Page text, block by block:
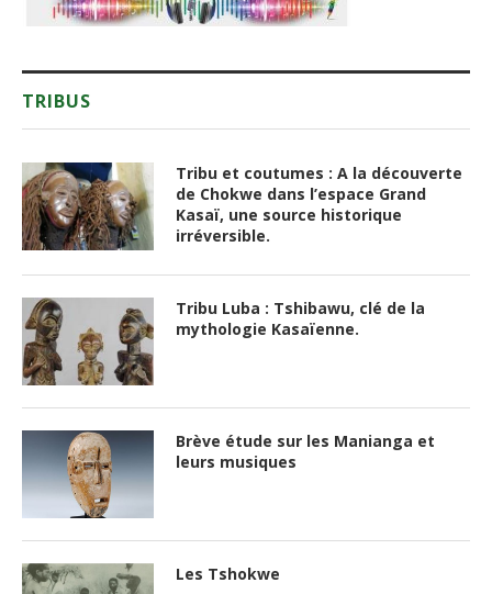
TRIBUS
Tribu et coutumes : A la découverte
de Chokwe dans l’espace Grand
Kasaï, une source historique
irréversible.
Tribu Luba : Tshibawu, clé de la
mythologie Kasaïenne.
Brève étude sur les Manianga et
leurs musiques
Les Tshokwe